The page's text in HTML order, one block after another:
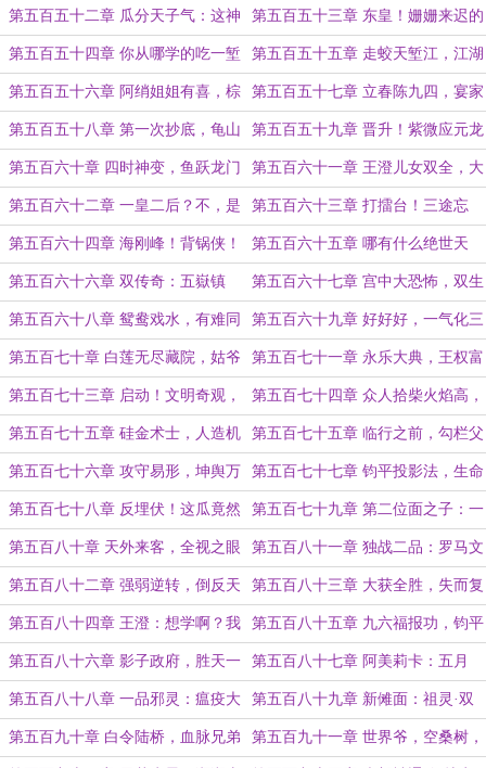
年河东报婚仇 蟒雀吞龙
第五百五十二章 瓜分天子气：这神
道职官当多大才叫大啊？
第五百五十三章 东皇！姗姗来迟的
消息
第五百五十四章 你从哪学的吃一堑
长一智这种坏毛病？
第五百五十五章 走蛟天堑江，江湖
追杀令！
第五百五十六章 阿绡姐姐有喜，棕
三舍人拦路
第五百五十七章 立春陈九四，宴家
痞子龙
第五百五十八章 第一次抄底，龟山
代总管
第五百五十九章 晋升！紫微应元龙
君！
第五百六十章 四时神变，鱼跃龙门 第五百六十一章 王澄儿女双全，大
靖仙朝定鼎！
第五百六十二章 一皇二后？不，是
天道三皇！
第五百六十三章 打擂台！三途忘
川，酆都鬼城！
第五百六十四章 海刚峰！背锅侠！
大昭乱！（4000字）
第五百六十五章 哪有什么绝世天
骄？不过都是临死前的幻想罢了
第五百六十六章 双传奇：五嶽镇
狱，移山填海！
第五百六十七章 宫中大恐怖，双生
并蒂莲（月底求票）
第五百六十八章 鸳鸯戏水，有难同
当（4200）
第五百六十九章 好好好，一气化三
真是让你们这么玩的？
第五百七十章 白莲无尽藏院，姑爷
连吃带拿（求票）
第五百七十一章 永乐大典，王权富
贵（求票）
第五百七十三章 启动！文明奇观，
灯塔之国！
第五百七十四章 众人拾柴火焰高，
路灯警告不要飘！
第五百七十五章 硅金术士，人造机
魂（月初求票）
第五百七十五章 临行之前，勾栏父
子（两章7000求票）
第五百七十六章 攻守易形，坤舆万
国！
第五百七十七章 钧平投影法，生命
之柱号
第五百七十八章 反埋伏！这瓜竟然
吃到我自己头上来了？
第五百七十九章 第二位面之子：一
起来看流星雨
第五百八十章 天外来客，全视之眼 第五百八十一章 独战二品：罗马文
明这几个字，还轮不到你来说！
第五百八十二章 强弱逆转，倒反天
罡
第五百八十三章 大获全胜，失而复
得
第五百八十四章 王澄：想学啊？我
教你啊
第五百八十五章 九六福报功，钧平
基金会
第五百八十六章 影子政府，胜天一
子
第五百八十七章 阿美莉卡：五月
花？就逮着我一只羊薅呗？
第五百八十八章 一品邪灵：瘟疫大
君·天花！
第五百八十九章 新傩面：祖灵·双
生蛇
第五百九十章 白令陆桥，血脉兄弟 第五百九十一章 世界爷，空桑树，